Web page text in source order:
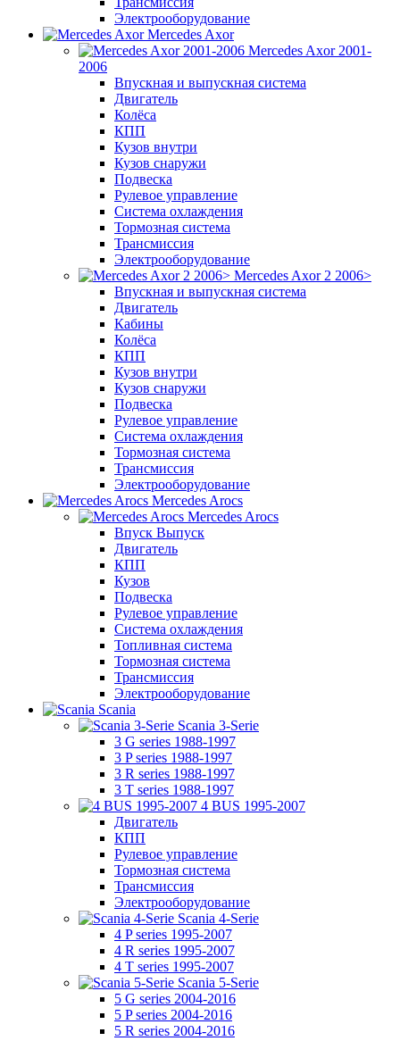
Электрооборудование
Mercedes Axor
Mercedes Axor 2001-
2006
Впускная и выпускная система
Двигатель
Колёса
КПП
Кузов внутри
Кузов снаружи
Подвеска
Рулевое управление
Система охлаждения
Тормозная система
Трансмиссия
Электрооборудование
Mercedes Axor 2 2006>
Впускная и выпускная система
Двигатель
Кабины
Колёса
КПП
Кузов внутри
Кузов снаружи
Подвеска
Рулевое управление
Система охлаждения
Тормозная система
Трансмиссия
Электрооборудование
Mercedes Arocs
Mercedes Arocs
Впуск Выпуск
Двигатель
КПП
Кузов
Подвеска
Рулевое управление
Система охлаждения
Топливная система
Тормозная система
Трансмиссия
Электрооборудование
Scania
Scania 3-Serie
3 G series 1988-1997
3 P series 1988-1997
3 R series 1988-1997
3 T series 1988-1997
4 BUS 1995-2007
Двигатель
КПП
Рулевое управление
Тормозная система
Трансмиссия
Электрооборудование
Scania 4-Serie
4 P series 1995-2007
4 R series 1995-2007
4 T series 1995-2007
Scania 5-Serie
5 G series 2004-2016
5 P series 2004-2016
5 R series 2004-2016